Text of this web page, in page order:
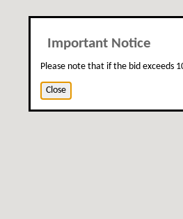
Important Notice
Please note that if the bid exceeds
Close